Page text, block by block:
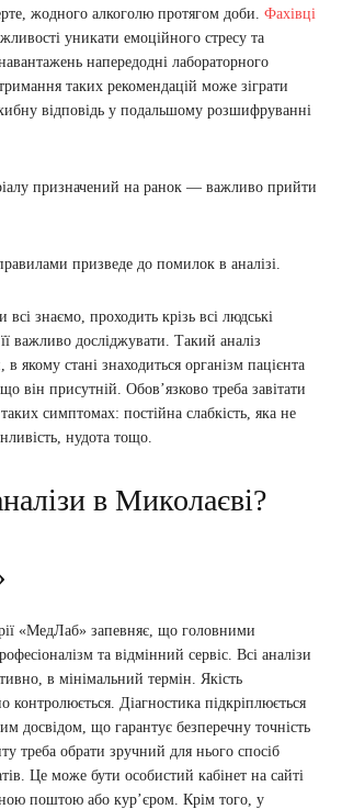
жодного алкоголю протягом доби. Фахівці
уникати емоційного стресу та
напередодні лабораторного
таких рекомендацій може зіграти
відповідь у подальшому розшифруванні
призначений на ранок — важливо прийти
призведе до помилок в аналізі.
знаємо, проходить крізь всі людські
важливо досліджувати. Такий аналіз
в якому стані знаходиться організм пацієнта
він присутній. Обов’язково треба завітати
симптомах: постійна слабкість, яка не
нудота тощо.
в Миколаєві?
«МедЛаб» запевняє, що головними
та відмінний сервіс. Всі аналізи
в мінімальний термін. Якість
контролюється. Діагностика підкріплюється
досвідом, що гарантує безперечну точність
треба обрати зручний для нього спосіб
Це може бути особистий кабінет на сайті
поштою або кур’єром. Крім того, у